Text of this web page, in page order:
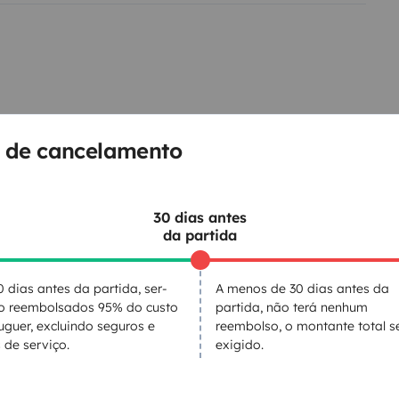
de cancelamento
dias antes da partida, ser-
reembolsados 95% do custo
excluindo seguros e
de serviço.
30 dias antes
da partida
A menos de 30 dias antes da
partida, não terá nenhum
reembolso, o montante total
exigido.
en supplément
Kit de louça
Consumíveis
Direcção assistida
Regulador de velocidade / Cruise Control
Fecho central